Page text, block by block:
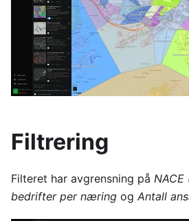
Filtrering
Filteret har avgrensning på NACE
bedrifter per næring og Antall